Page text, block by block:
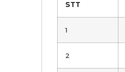
STT
1
2